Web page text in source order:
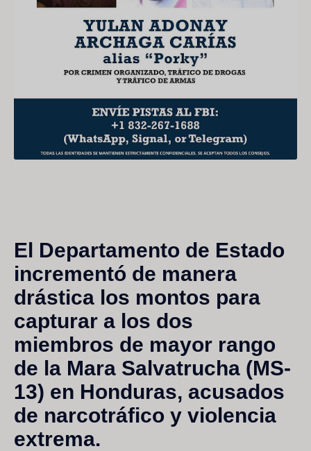
El Departamento de Estado
incrementó de manera
drástica los montos para
capturar a los dos
miembros de mayor rango
de la Mara Salvatrucha (MS-
13) en Honduras, acusados
de narcotráfico y violencia
extrema.